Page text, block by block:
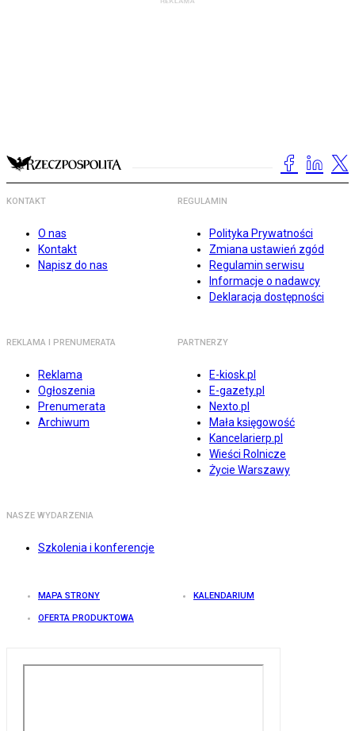
KONTAKT
O nas
Kontakt
Napisz do nas
REGULAMIN
Polityka Prywatności
Zmiana ustawień zgód
Regulamin serwisu
Informacje o nadawcy
Deklaracja dostępności
REKLAMA I PRENUMERATA
Reklama
Ogłoszenia
Prenumerata
Archiwum
PARTNERZY
E-kiosk.pl
E-gazety.pl
Nexto.pl
Mała księgowość
Kancelarierp.pl
Wieści Rolnicze
Życie Warszawy
NASZE WYDARZENIA
Szkolenia i konferencje
MAPA STRONY KALENDARIUM
OFERTA PRODUKTOWA